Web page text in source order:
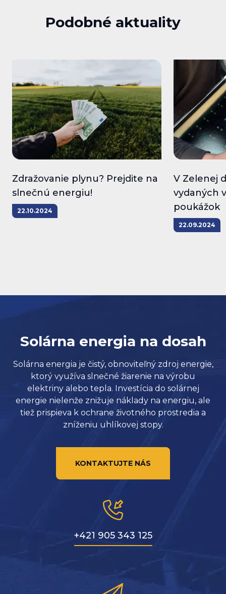
Podobné aktuality
Zdražovanie plynu? Prejdite na
slnečnú energiu!
22.10.2024
V Zelenej
vydaných
poukážok
22.09.2024
Solárna energia na dosah
Solárna energia je čistý, obnoviteľný zdroj energie,
ktorý využíva slnečné žiarenie na výrobu
elektriny alebo tepla. Investícia do solárnej
energie nielenže znižuje náklady na energiu, ale
tiež prispieva k ochrane životného prostredia a
zníženiu uhlíkovej stopy.
KONTAKTUJTE NÁS
+421 905 343 125